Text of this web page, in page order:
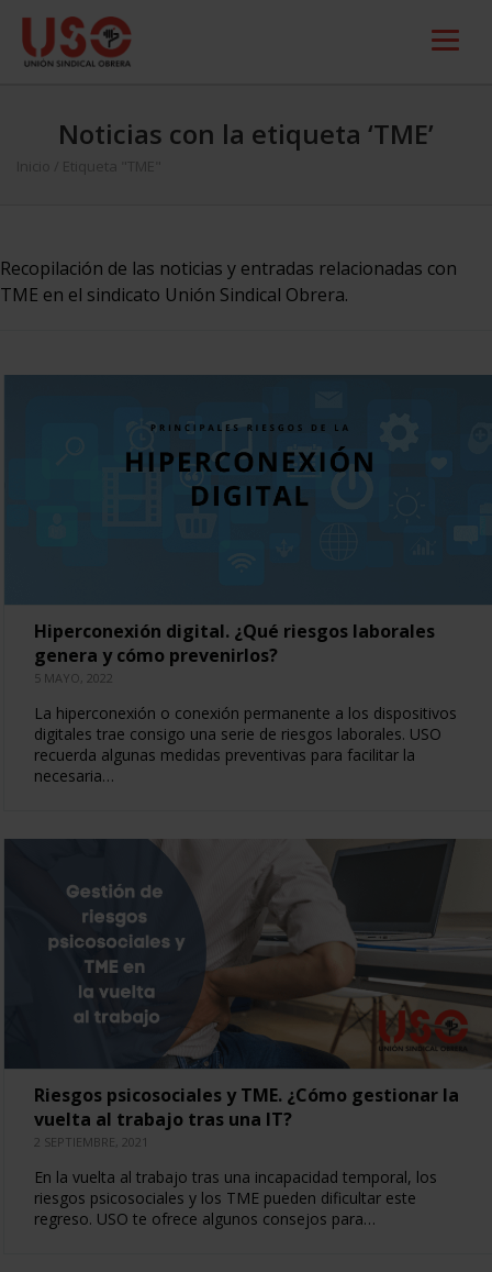
Noticias con la etiqueta ‘TME’
Inicio Etiqueta "TME"
Recopilación de las noticias y entradas relacionadas con
TME en el sindicato Unión Sindical Obrera.
Hiperconexión digital. ¿Qué riesgos laborales
genera y cómo prevenirlos?
5 MAYO, 2022
La hiperconexión o conexión permanente a los dispositivos
digitales trae consigo una serie de riesgos laborales. USO
recuerda algunas medidas preventivas para facilitar la
necesaria…
Riesgos psicosociales y TME. ¿Cómo gestionar la
vuelta al trabajo tras una IT?
2 SEPTIEMBRE, 2021
En la vuelta al trabajo tras una incapacidad temporal, los
riesgos psicosociales y los TME pueden dificultar este
regreso. USO te ofrece algunos consejos para…